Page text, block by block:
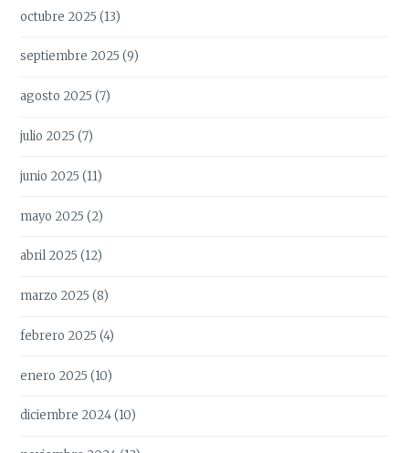
octubre 2025 (13)
septiembre 2025 (9)
agosto 2025 (7)
julio 2025 (7)
junio 2025 (11)
mayo 2025 (2)
abril 2025 (12)
marzo 2025 (8)
febrero 2025 (4)
enero 2025 (10)
diciembre 2024(10)